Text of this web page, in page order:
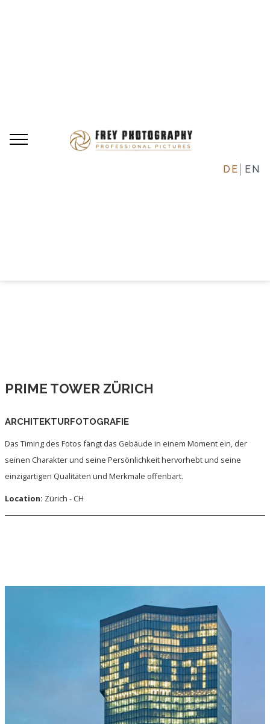
DE EN
PRIME TOWER ZÜRICH
ARCHITEKTURFOTOGRAFIE
Das Timing des Fotos fängt das Gebäude in einem Moment ein, der
seinen Charakter und seine Persönlichkeit hervorhebt und seine
einzigartigen Qualitäten und Merkmale offenbart.
Location: Zürich - CH